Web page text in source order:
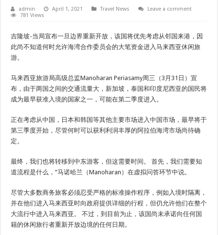
admin April 1, 2021 Travel News
Leave a comment
781 Views
吉隆坡-当局宣布一旦边界重新开放，该国将优先考虑从邻国来港，因
此尚不知道何时允许海湾合作委员会的大笔资金进入马来西亚休闲旅
游。
马来西亚旅游局高级总监Manoharan Periasamy周三（3月31日）宣
布，由于两国之间的交通流量大，新加坡，泰国和印度尼西亚的国民将
成为最早获准入境的国家之一，可能在第二季度进入。
正在考虑从中国，日本和韩国等其他主要市场进入中国市场，最早将于
第三季度开始，尽管何时可以获利利润丰厚的阿拉伯海湾市场尚待确
定。
最终，我们也将转移到中东游客，但这需要时间。 首先，我们需要知
道流程是什么，”马诺哈兰（Manoharan）在虚拟问答环节中说。
尽管大多数商务旅客必须忍受严格的标准操作程序，例如入境时隔离，
并在他们进入马来西亚时向政府提供详细的行程，但仍允许他们在整个
大流行中进入马来西亚。 不过，到目前为止，该国尚未承诺向任何国
籍的休闲旅行者重新开放边境的任何日期。